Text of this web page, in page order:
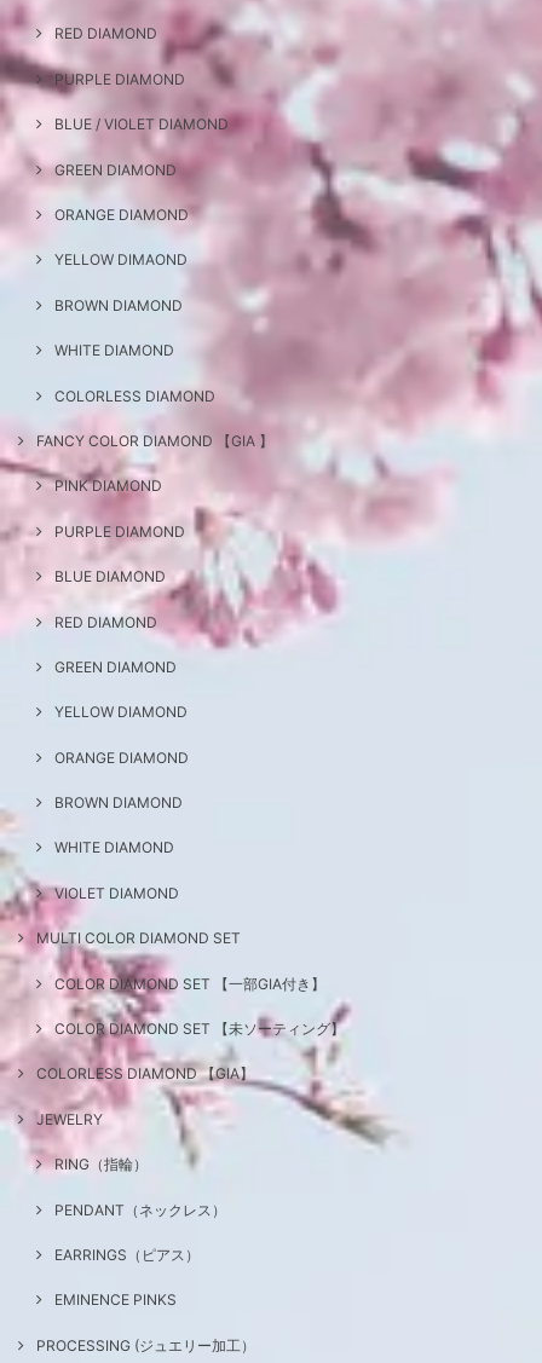
RED DIAMOND
PURPLE DIAMOND
BLUE / VIOLET DIAMOND
GREEN DIAMOND
ORANGE DIAMOND
YELLOW DIMAOND
BROWN DIAMOND
WHITE DIAMOND
COLORLESS DIAMOND
FANCY COLOR DIAMOND 【GIA 】
PINK DIAMOND
PURPLE DIAMOND
BLUE DIAMOND
RED DIAMOND
GREEN DIAMOND
YELLOW DIAMOND
ORANGE DIAMOND
BROWN DIAMOND
WHITE DIAMOND
VIOLET DIAMOND
MULTI COLOR DIAMOND SET
COLOR DIAMOND SET 【一部GIA付き】
COLOR DIAMOND SET 【未ソーティング】
COLORLESS DIAMOND 【GIA】
JEWELRY
RING（指輪）
PENDANT（ネックレス）
EARRINGS（ピアス）
EMINENCE PINKS
PROCESSING (ジュエリー加工）